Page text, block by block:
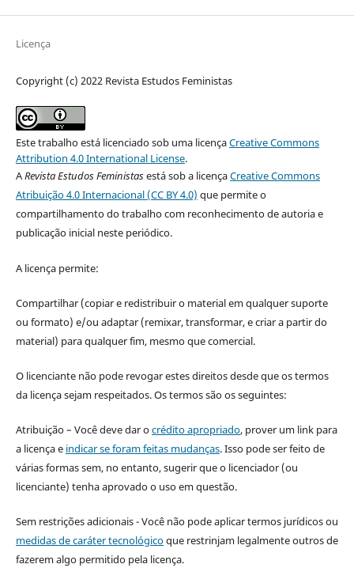
Licença
Copyright (c) 2022 Revista Estudos Feministas
Este trabalho está licenciado sob uma licençaCreative Commons
Attribution 4.0 International License.
ARevista Estudos Feministasestá sob a licençaCreative Commons
Atribuição 4.0 Internacional (CC BY 4.0) que permite o
compartilhamento do trabalho com reconhecimento de autoria e
publicação inicial neste periódico.
A licença permite:
Compartilhar (copiar e redistribuir o material em qualquer suporte
ou formato) e/ou adaptar (remixar, transformar, e criar a partir do
material) para qualquer fim, mesmo que comercial.
O licenciante não pode revogar estes direitos desde que os termos
da licença sejam respeitados. Os termos são os seguintes:
Atribuição – Você deve dar ocrédito apropriado, prover um link para
a licença e indicar se foram feitas mudanças. Isso pode ser feito de
várias formas sem, no entanto, sugerir que o licenciador (ou
licenciante) tenha aprovado o uso em questão.
Sem restrições adicionais - Você não pode aplicar termos jurídicos ou
medidas de caráter tecnológicoque restrinjam legalmente outros de
fazerem algo permitido pela licença.